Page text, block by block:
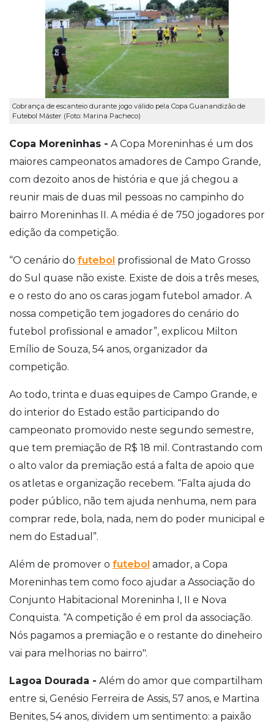
Cobrança de escanteio durante jogo válido pela Copa Guanandizão de
Futebol Máster (Foto: Marina Pacheco)
Copa Moreninhas - A Copa Moreninhas é um dos
maiores campeonatos amadores de Campo Grande,
com dezoito anos de história e que já chegou a
reunir mais de duas mil pessoas no campinho do
bairro Moreninhas II. A média é de 750 jogadores por
edição da competição.
“O cenário do futebol profissional de Mato Grosso
do Sul quase não existe. Existe de dois a três meses,
e o resto do ano os caras jogam futebol amador. A
nossa competição tem jogadores do cenário do
futebol profissional e amador”, explicou Milton
Emílio de Souza, 54 anos, organizador da
competição.
Ao todo, trinta e duas equipes de Campo Grande, e
do interior do Estado estão participando do
campeonato promovido neste segundo semestre,
que tem premiação de R$ 18 mil. Contrastando com
o alto valor da premiação está a falta de apoio que
os atletas e organização recebem. “Falta ajuda do
poder público, não tem ajuda nenhuma, nem para
comprar rede, bola, nada, nem do poder municipal e
nem do Estadual”.
Além de promover o futebol amador, a Copa
Moreninhas tem como foco ajudar a Associação do
Conjunto Habitacional Moreninha I, II e Nova
Conquista. “A competição é em prol da associação.
Nós pagamos a premiação e o restante do dineheiro
vai para melhorias no bairro".
Lagoa Dourada - Além do amor que compartilham
entre si, Genésio Ferreira de Assis, 57 anos, e Martina
Benites, 54 anos, dividem um sentimento: a paixão